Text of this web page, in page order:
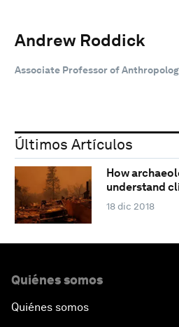
Andrew Roddick
Associate Professor of
Últimos Artículos
How
understand
18 dic 2018
Quiénes somos
Quiénes somos